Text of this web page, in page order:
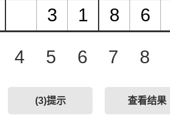
4 5 6 7 8
(3)提示 查看结果